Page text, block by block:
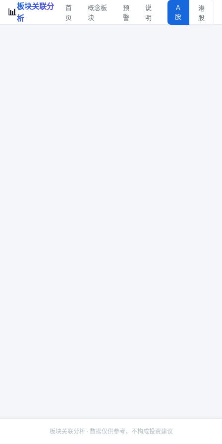
📊
板块关联分
析
首
页
概念板
块
预
警
说
明
A
股
港
股
板块关联分析 · 数据仅供参考，不构成投资建议